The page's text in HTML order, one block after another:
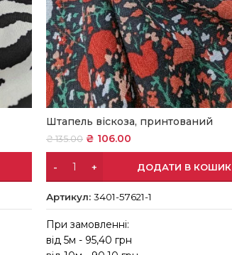
Штапель віскоза, принтований
₴135.00 ₴ 106.00
ДОДАТИ В КОШИК
Артикул:3401-57621-1
При замовленні:
від 5м - 95,40 грн